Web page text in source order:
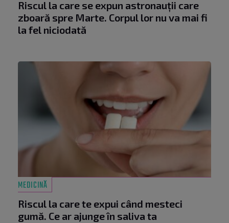
Riscul la care se expun astronauții care
zboară spre Marte. Corpul lor nu va mai fi
la fel niciodată
MEDICINĂ
Riscul la care te expui când mesteci
gumă. Ce ar ajunge în saliva ta